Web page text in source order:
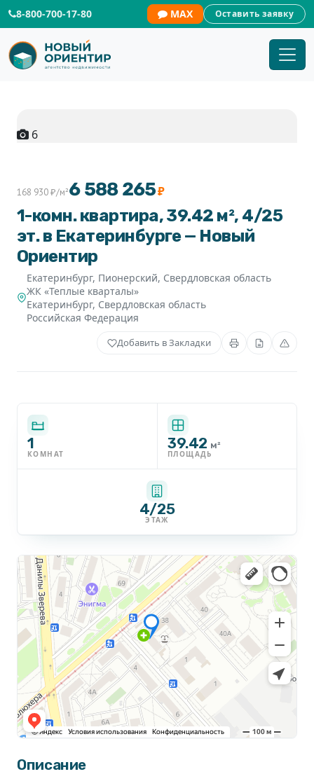
8-800-700-17-80 MAX Оставить заявку
6
1-комн. квартира, 39.42 м², 4/25
эт. в Екатеринбурге — Новый
Ориентир
Екатеринбург, Пионерский, Свердловская область
ЖК «Теплые кварталы»
Екатеринбург, Свердловская область
Российская Федерация
168 930 ₽/м²6 588 265₽
Добавить в Закладки
1
КОМНАТ
39.42 м²
ПЛОЩАДЬ
4/25
ЭТАЖ
Описание